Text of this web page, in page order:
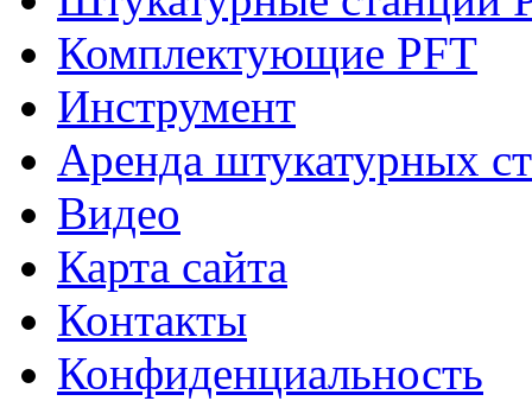
Комплектующие PFT
Инструмент
Аренда штукатурных
Видео
Карта сайта
Контакты
Конфиденциальность